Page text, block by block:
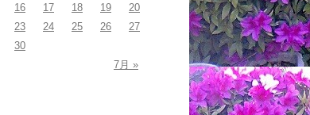
16 17 18 19
20
23 24 25 26
27
30
7月 »